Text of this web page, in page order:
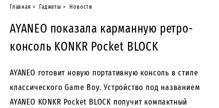
Главная Гаджеты Новости
AYANEO показала карманную ретро-
консоль KONKR Pocket BLOCK
AYANEO готовит новую портативную консоль в стиле
классического Game Boy. Устройство под названием
AYANEO KONKR Pocket BLOCK получит компактный